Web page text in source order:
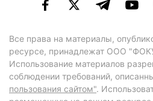
Все права на материалы,
ресурсе, принадлежат ООО
Использование материалов
соблюдении требований,
пользования сайтом".